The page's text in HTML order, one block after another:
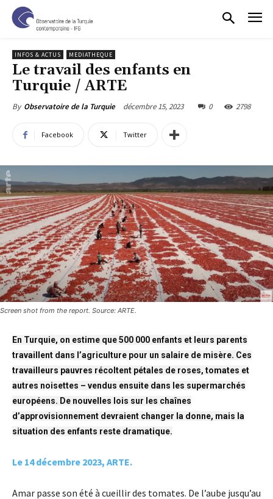
INFOS & ACTUS MEDIATHEQUE
Le travail des enfants en
Turquie / ARTE
By Observatoire de la Turquie décembre 15, 2023 0 2798
Facebook Twitter
Screen shot from the report. Source: ARTE.
En Turquie, on estime que 500 000 enfants et leurs parents
travaillent dans l’agriculture pour un salaire de misère. Ces
travailleurs pauvres récoltent pétales de roses, tomates et
autres noisettes – vendus ensuite dans les supermarchés
européens. De nouvelles lois sur les chaînes
d’approvisionnement devraient changer la donne, mais la
situation des enfants reste dramatique.
Le 14 décembre 2023, ARTE.
Amar passe son été à cueillir des tomates. De l’aube jusqu’au